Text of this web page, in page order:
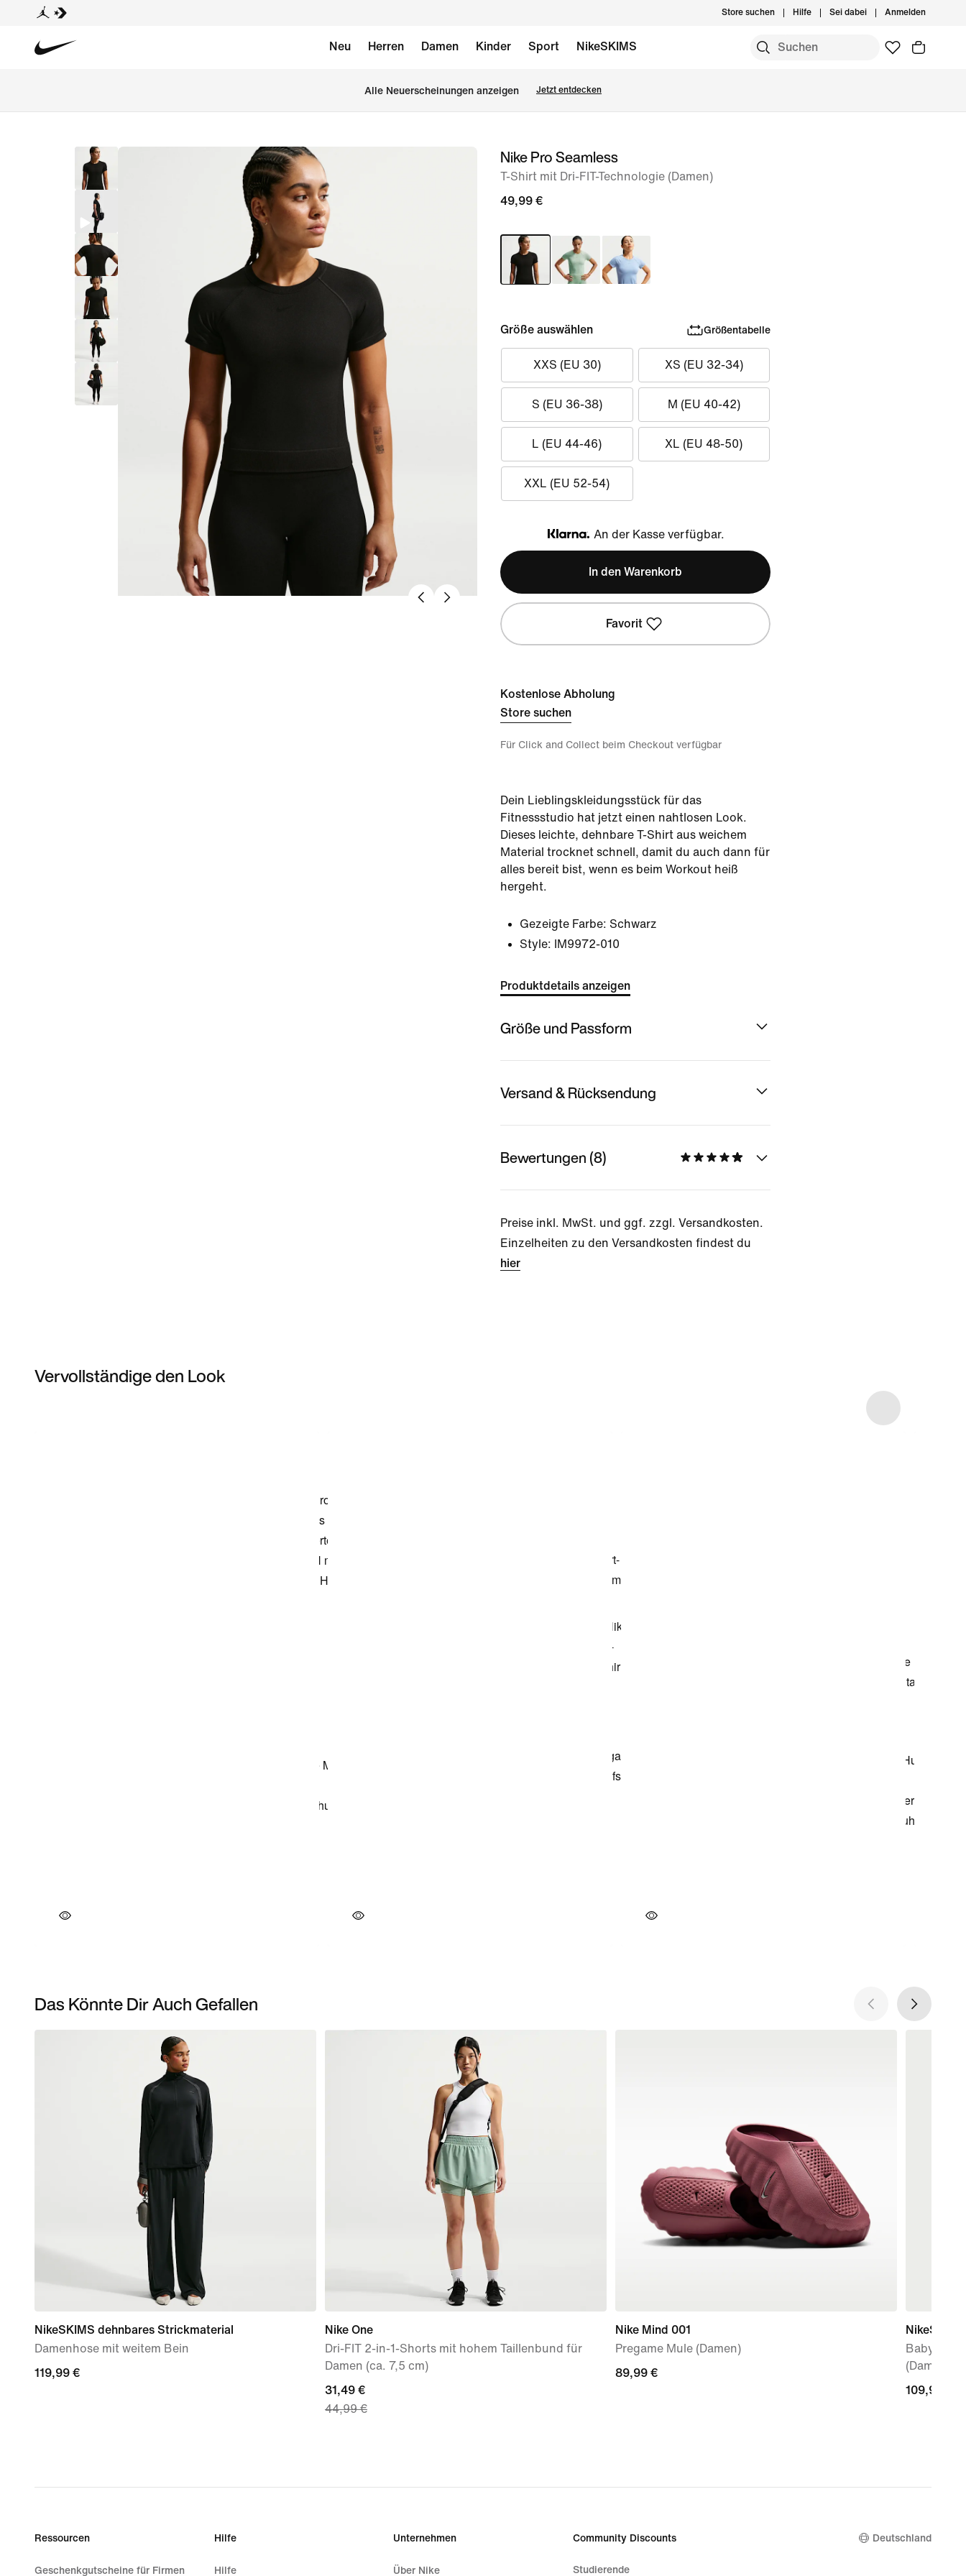
Store suchen Hilfe Sei dabei Anmelden
Neu Herren Damen Kinder Sport NikeSKIMS
Alle Neuerscheinungen anzeigen Jetzt entdecken
Bild 1Nike Pro Seamless
T-Shirt mit Dri-FIT-Technologie (Damen)
49,99 €
Größe auswählen Größentabelle
XXS (EU 30) XS (EU 32-34)
S (EU 36-38) M (EU 40-42)
L (EU 44-46) XL (EU 48-50)
XXL (EU 52-54)
Klarna
An der Kasse verfügbar.
In den Warenkorb
Favorit
Kostenlose Abholung
Store suchen
Für Click and Collect beim Checkout verfügbar
Dein Lieblingskleidungsstück für das
Fitnessstudio hat jetzt einen nahtlosen Look.
Dieses leichte, dehnbare T-Shirt aus weichem
Material trocknet schnell, damit du auch dann für
alles bereit bist, wenn es beim Workout heiß
hergeht.
Gezeigte Farbe: Schwarz
Style:
IM9972-010
Produktdetails anzeigen
Größe und Passform
Versand & Rücksendung
Bewertungen (8)
Preise inkl. MwSt. und ggf. zzgl. Versandkosten.
Einzelheiten zu den Versandkosten findest du
hier
Vervollständige den Look
Das Könnte Dir Auch Gefallen
NikeSKIMS dehnbares Strickmaterial
Damenhose mit weitem Bein
119,99 €
119,99 €
Nike One
Dri-FIT 2-in-1-Shorts mit hohem Taillenbund für
Damen (ca. 7,5 cm)
current
price
44,99 €
31,49 €
44,99 €
Nike Mind 001
Pregame Mule (Damen)
89,99 €
89,99 €
Baby-
(Damen)
109,99 €
109,99 €
Ressourcen
Geschenkgutscheine für Firmen
Hilfe
Hilfe
Unternehmen
Über Nike
Community Discounts
Studierende
Deutschland